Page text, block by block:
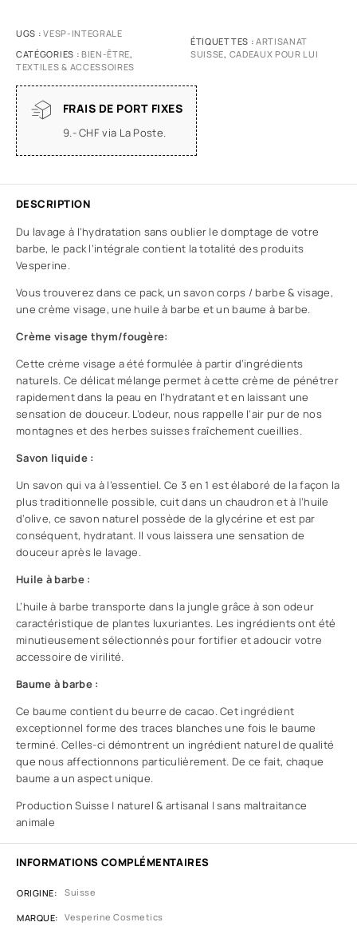
UGS :VESP-INTEGRALE
CATÉGORIES : BIEN-ÊTRE,
TEXTILES & ACCESSOIRES
ÉTIQUETTES : ARTISANAT
SUISSE, CADEAUX POUR LUI
FRAIS DE PORT FIXES
9.- CHF via La Poste.
DESCRIPTION
Du lavage à l’hydratation sans oublier le domptage de votre
barbe, le pack l’intégrale contient la totalité des produits
Vesperine.
Vous trouverez dans ce pack, un savon corps / barbe & visage,
une crème visage, une huile à barbe et un baume à barbe.
Crème visage thym/fougère:
Cette crème visage a été formulée à partir d’ingrédients
naturels. Ce délicat mélange permet à cette crème de pénétrer
rapidement dans la peau en l’hydratant et en laissant une
sensation de douceur. L’odeur, nous rappelle l’air pur de nos
montagnes et des herbes suisses fraîchement cueillies.
Savon liquide :
Un savon qui va à l’essentiel. Ce 3 en 1 est élaboré de la façon la
plus traditionnelle possible, cuit dans un chaudron et à l’huile
d’olive, ce savon naturel possède de la glycérine et est par
conséquent, hydratant. Il vous laissera une sensation de
douceur après le lavage.
Huile à barbe :
L’huile à barbe transporte dans la jungle grâce à son odeur
caractéristique de plantes luxuriantes. Les ingrédients ont été
minutieusement sélectionnés pour fortifier et adoucir votre
accessoire de virilité.
Baume à barbe :
Ce baume contient du beurre de cacao. Cet ingrédient
exceptionnel forme des traces blanches une fois le baume
terminé. Celles-ci démontrent un ingrédient naturel de qualité
que nous affectionnons particulièrement. De ce fait, chaque
baume a un aspect unique.
Production Suisse | naturel & artisanal | sans maltraitance
animale
INFORMATIONS COMPLÉMENTAIRES
ORIGINE Suisse
MARQUE Vesperine Cosmetics